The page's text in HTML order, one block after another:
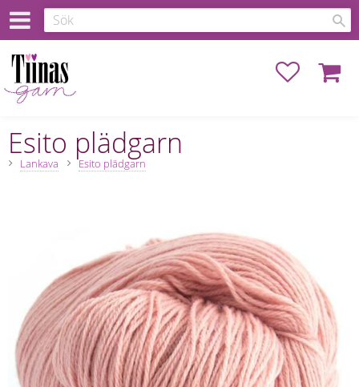
Favoriter
Esito plädgarn
Lankava Esito plädgarn